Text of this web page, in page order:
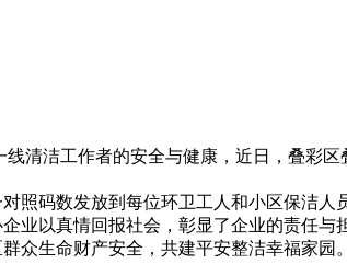
洁工作者的安全与健康，近日，叠彩区
码数发放到每位环卫工人和小区保洁人
业以真情回报社会，彰显了企业的责任与
生命财产安全，共建平安整洁幸福家园。